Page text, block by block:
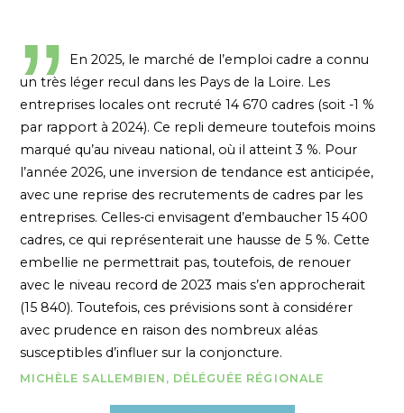
En 2025, le marché de l’emploi cadre a connu
un très léger recul dans les Pays de la Loire. Les
entreprises locales ont recruté 14 670 cadres (soit -1 %
par rapport à 2024). Ce repli demeure toutefois moins
marqué qu’au niveau national, où il atteint 3 %. Pour
l’année 2026, une inversion de tendance est anticipée,
avec une reprise des recrutements de cadres par les
entreprises. Celles-ci envisagent d’embaucher 15 400
cadres, ce qui représenterait une hausse de 5 %. Cette
embellie ne permettrait pas, toutefois, de renouer
avec le niveau record de 2023 mais s’en approcherait
(15 840). Toutefois, ces prévisions sont à considérer
avec prudence en raison des nombreux aléas
susceptibles d’influer sur la conjoncture.
MICHÈLE SALLEMBIEN, DÉLÉGUÉE RÉGIONALE